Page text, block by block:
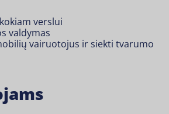
verslui
valdymas
vairuotojus ir siekti tvarumo